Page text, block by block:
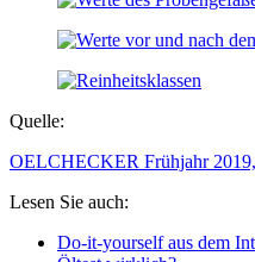
Quelle:
OELCHECKER Frühjahr 2019,
Lesen Sie auch:
Do-it-yourself aus dem